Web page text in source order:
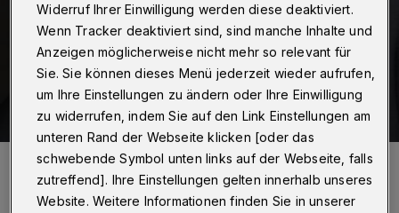
OB Andreas Mucke hat aus Sicht der Staatsanwaltschaft korrekt
gehandelt.
Widerruf Ihrer Einwilligung werden diese deaktiviert.
Wenn Tracker deaktiviert sind, sind manche Inhalte und
Anzeigen möglicherweise nicht mehr so relevant für
Sie. Sie können dieses Menü jederzeit wieder aufrufen,
um Ihre Einstellungen zu ändern oder Ihre Einwilligung
zu widerrufen, indem Sie auf den Link Einstellungen am
unteren Rand der Webseite klicken [oder das
schwebende Symbol unten links auf der Webseite, falls
zutreffend]. Ihre Einstellungen gelten innerhalb unseres
Website. Weitere Informationen finden Sie in unserer